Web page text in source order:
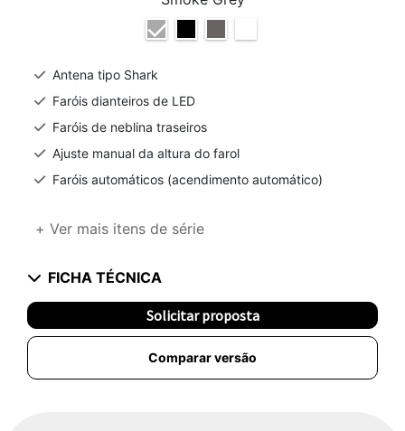
Antena tipo Shark
Faróis dianteiros de LED
Faróis de neblina traseiros
Ajuste manual da altura do farol
Faróis automáticos (acendimento automático)
+ Ver mais itens de série
FICHA TÉCNICA
Solicitar proposta
Comparar versão